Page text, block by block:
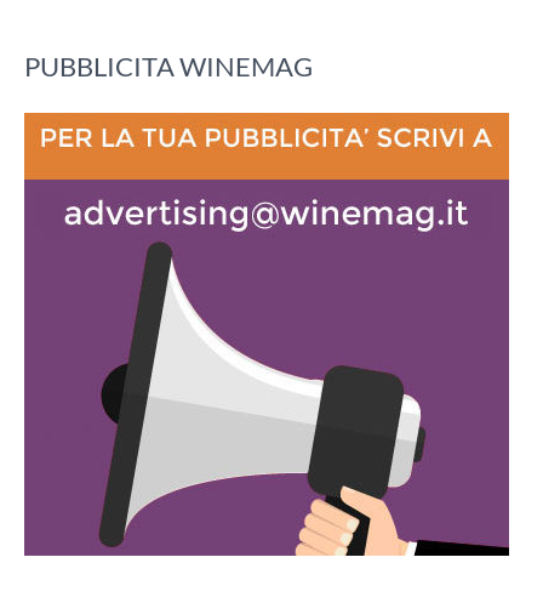
PUBBLICITA WINEMAG